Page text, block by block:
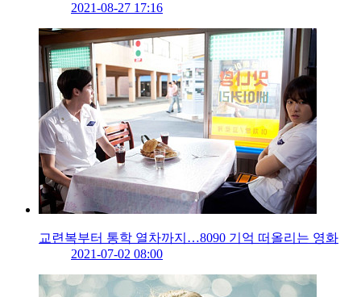
2021-08-27 17:16
교련복부터 통학 열차까지…8090 기억 떠올리는 영화
2021-07-02 08:00